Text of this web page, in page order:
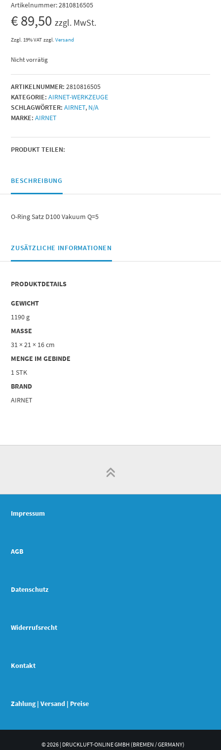
Artikelnummer:2810816505
€89,50 zzgl. MwSt.
Zzgl. 19% VAT zzgl.Versand
Nicht vorrätig
ARTIKELNUMMER: 2810816505
KATEGORIE: AIRNET-WERKZEUGE
SCHLAGWÖRTER: AIRNET, N/A
MARKE:AIRNET
PRODUKT TEILEN:
BESCHREIBUNG
O-Ring Satz D100 Vakuum Q=5
ZUSÄTZLICHE INFORMATIONEN
PRODUKTDETAILS
GEWICHT
1190 g
MASSE
31 × 21 × 16 cm
MENGE IM GEBINDE
1 STK
BRAND
AIRNET
Impressum
AGB
Datenschutz
Widerrufsrecht
Kontakt
Zahlung | Versand | Preise
© 2026 | DRUCKLUFT-ONLINE GMBH (BREMEN / GERMANY)